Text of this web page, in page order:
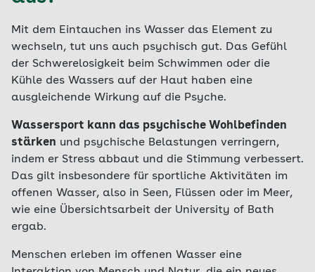
Mit dem Eintauchen ins Wasser das Element zu
wechseln, tut uns auch psychisch gut. Das Gefühl
der Schwerelosigkeit beim Schwimmen oder die
Kühle des Wassers auf der Haut haben eine
ausgleichende Wirkung auf die Psyche.
Wassersport kann das psychische Wohlbefinden
stärken und psychische Belastungen verringern,
indem er Stress abbaut und die Stimmung verbessert.
Das gilt insbesondere für sportliche Aktivitäten im
offenen Wasser, also in Seen, Flüssen oder im Meer,
wie eine Übersichtsarbeit der University of Bath
ergab.
Menschen erleben im offenen Wasser eine